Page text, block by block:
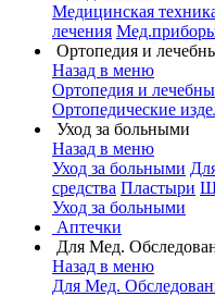
Медицинская
лечения
Ортопедия и
Назад в меню
Ортопедия и
Ортопедические
Уход за больными
Назад в меню
Уход за больными
средства Пластыри
Уход за больными
Аптечки
Для Мед.
Назад в меню
Для Мед.